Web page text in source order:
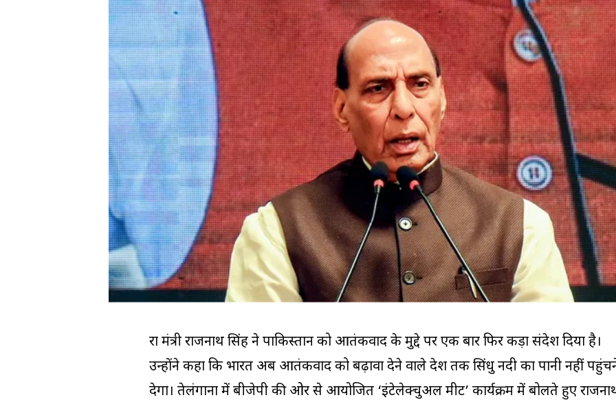
रक्षा मंत्री राजनाथ सिंह ने पाकिस्तान को आतंकवाद के मुद्दे पर एक बार फिर कड़ा संदेश दिया है।
उन्होंने कहा कि भारत अब आतंकवाद को बढ़ावा देने वाले देश तक सिंधु नदी का पानी नहीं
देगा। तेलंगाना में बीजेपी की ओर से आयोजित ‘इंटेलेक्चुअल मीट’ कार्यक्रम में बोलते हुए